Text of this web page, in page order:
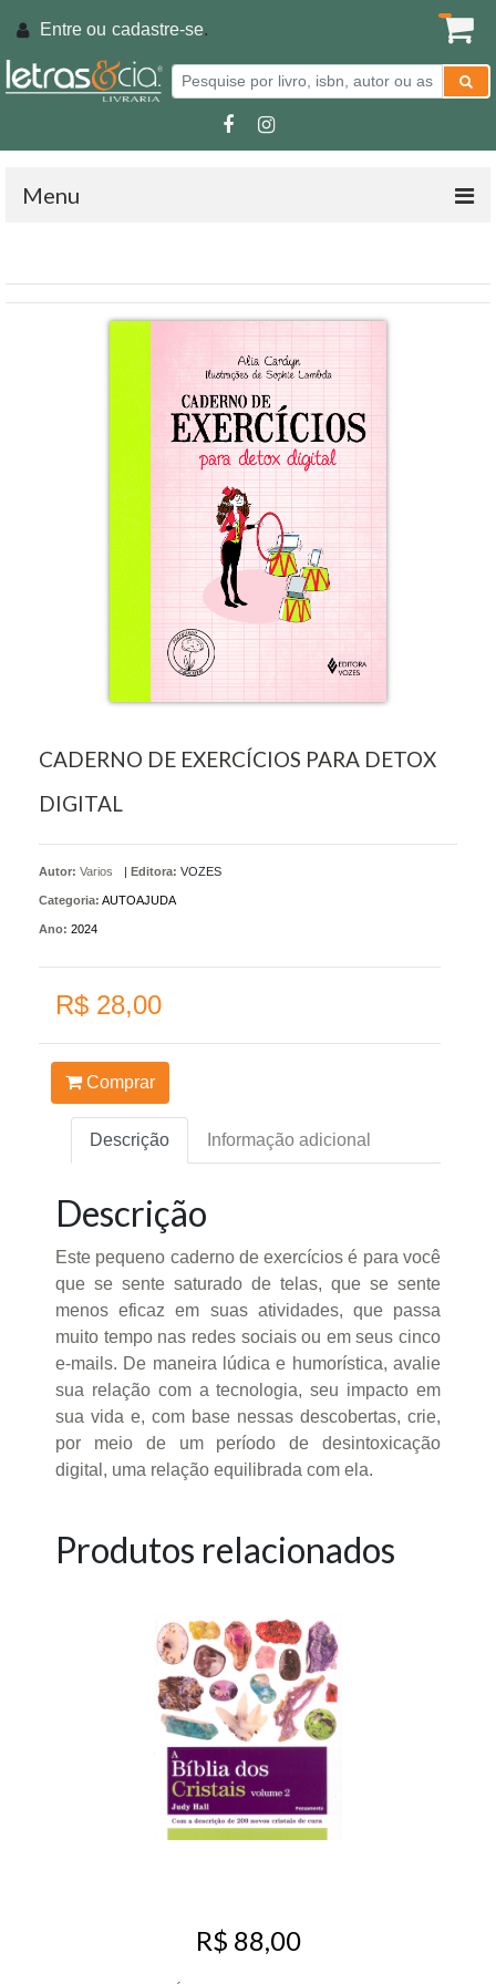
Entre ou cadastre-se.
Menu
CADERNO DE EXERCÍCIOS PARA DETOX
DIGITAL
Autor: Varios Editora: VOZES
Categoria: AUTOAJUDA
Ano: 2024
R$ 28,00
Comprar
Descrição Informação adicional
Descrição
Este pequeno caderno de exercícios é para você
que se sente saturado de telas, que se sente
menos eficaz em suas atividades, que passa
muito tempo nas redes sociais ou em seus cinco
e-mails. De maneira lúdica e humorística, avalie
sua relação com a tecnologia, seu impacto em
sua vida e, com base nessas descobertas, crie,
por meio de um período de desintoxicação
digital, uma relação equilibrada com ela.
Produtos relacionados
R$ 88,00